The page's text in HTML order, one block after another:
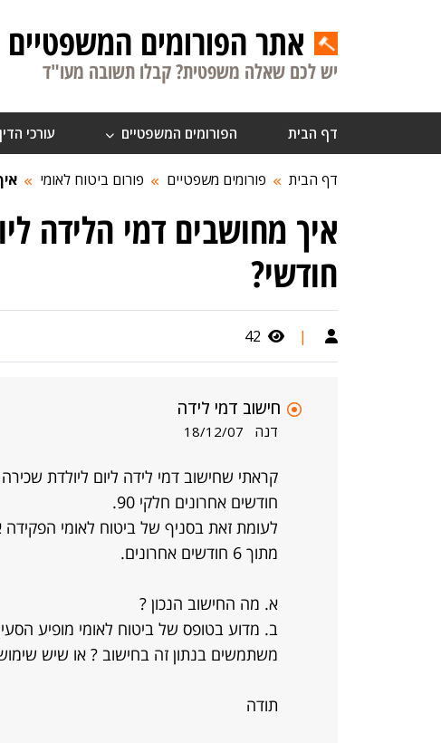
אתר הפורומים המשפטיים
יש לכם שאלה משפטית? קבלו תשובה מעו"ד
דף הבית הפורומים המשפטיים עורכי
דף הבית פורומים משפטיים פורום ביטוח לאומי
איך מחושבים דמי הלידה
חודשי?
|
42
חישוב דמי לידה
דנה 18/12/07
חודשים אחרונים חלקי 90.
מתוך 6 חודשים אחרונים.
א. מה החישוב הנכון ?
ב. מדוע בטופס של ביטוח לאומי מופיע
משתמשים בנתון זה בחישוב ? או שיש
תודה